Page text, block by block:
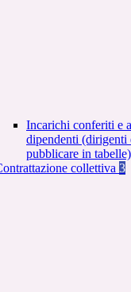
Incarichi conferiti e
dipendenti (dirigenti
pubblicare in tabelle)
collettiva 3